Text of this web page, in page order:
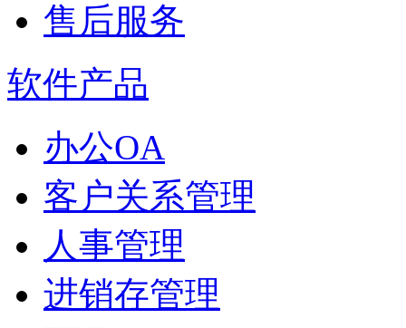
售后服务
软件产品
办公OA
客户关系管理
人事管理
进销存管理